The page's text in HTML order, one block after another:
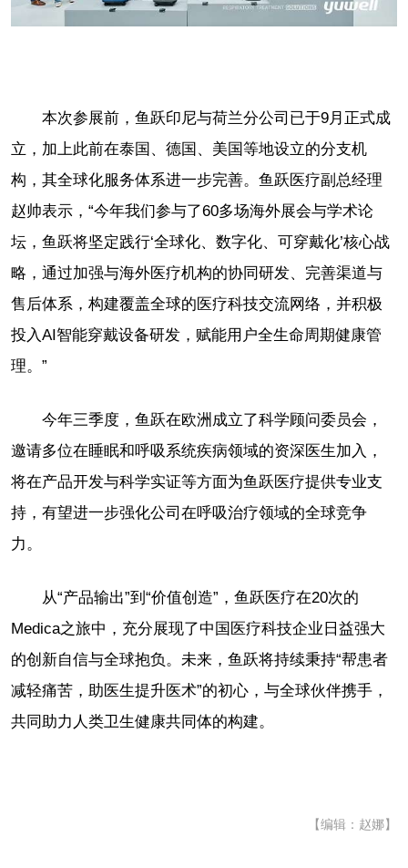
本次参展前，鱼跃印尼与荷兰分公司已于9月正式成
立，加上此前在泰国、德国、美国等地设立的分支机
构，其全球化服务体系进一步完善。鱼跃医疗副总经理
赵帅表示，“今年我们参与了60多场海外展会与学术论
坛，鱼跃将坚定践行‘全球化、数字化、可穿戴化’核心战
略，通过加强与海外医疗机构的协同研发、完善渠道与
售后体系，构建覆盖全球的医疗科技交流网络，并积极
投入AI智能穿戴设备研发，赋能用户全生命周期健康管
理。”
今年三季度，鱼跃在欧洲成立了科学顾问委员会，
邀请多位在睡眠和呼吸系统疾病领域的资深医生加入，
将在产品开发与科学实证等方面为鱼跃医疗提供专业支
持，有望进一步强化公司在呼吸治疗领域的全球竞争
力。
从“产品输出”到“价值创造”，鱼跃医疗在20次的
Medica之旅中，充分展现了中国医疗科技企业日益强大
的创新自信与全球抱负。未来，鱼跃将持续秉持“帮患者
减轻痛苦，助医生提升医术”的初心，与全球伙伴携手，
共同助力人类卫生健康共同体的构建。
【编辑：赵娜】